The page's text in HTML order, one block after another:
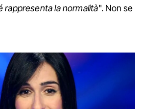
rappresenta la normalità". Non se